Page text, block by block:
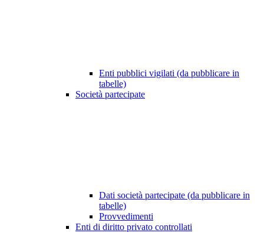
Enti pubblici vigilati (da pubblicare in
tabelle)
Società partecipate
Dati società partecipate (da pubblicare in
tabelle)
Provvedimenti
Enti di diritto privato controllati